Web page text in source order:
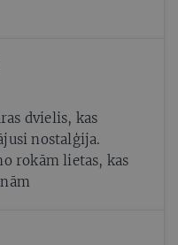
dvielis, kas
nostalģija.
rokām lietas, kas